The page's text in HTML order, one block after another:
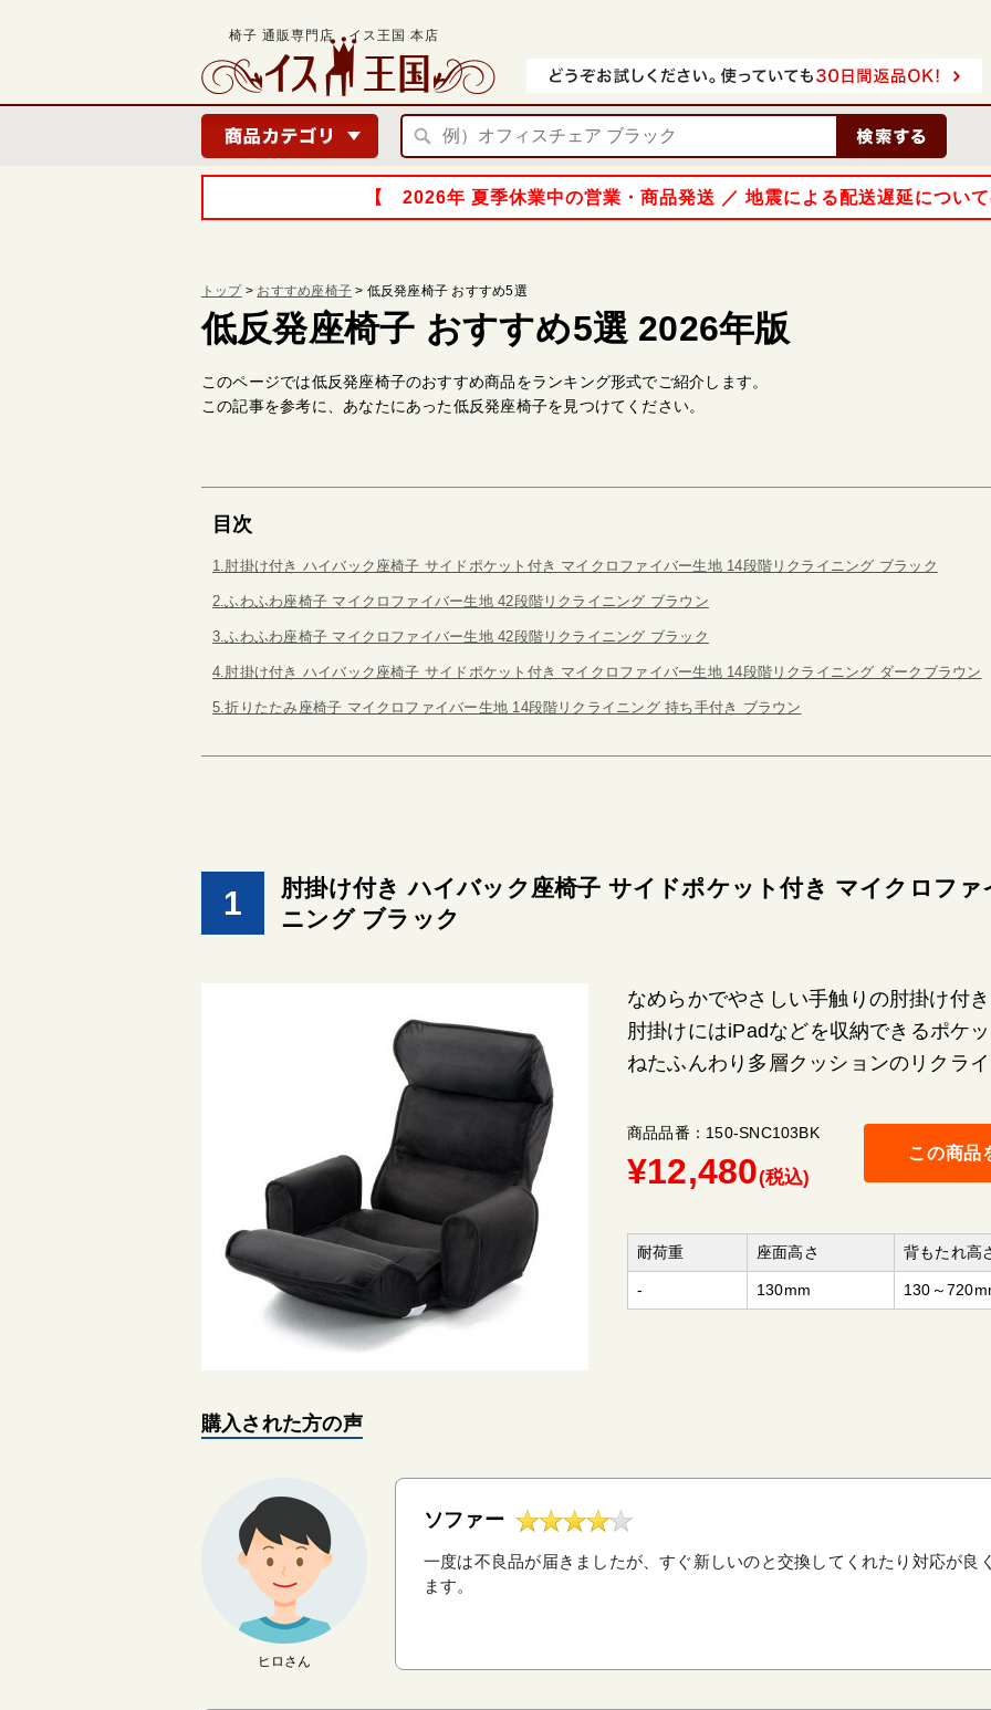
椅子 通販専門店 イス王国 本店
【 2026年 夏季休業中の営業・商品発送 ／ 地震による配送遅延につい
トップ> おすすめ座椅子 > 低反発座椅子 おすすめ5選
低反発座椅子 おすすめ5選 2026年版
このページでは低反発座椅子のおすすめ商品をランキング形式でご紹介します。
この記事を参考に、あなたにあった低反発座椅子を見つけてください。
目次
1.肘掛け付き ハイバック座椅子 サイドポケット付き マイクロファイバー生地 14段階リクライニング ブラック
2.ふわふわ座椅子 マイクロファイバー生地 42段階リクライニング ブラウン
3.ふわふわ座椅子 マイクロファイバー生地 42段階リクライニング ブラック
4.肘掛け付き ハイバック座椅子 サイドポケット付き マイクロファイバー生地 14段階リクライニング ダークブラウン
5.折りたたみ座椅子 マイクロファイバー生地 14段階リクライニング 持ち手付き ブラウン
1
肘掛け付き ハイバック座椅子 サイドポケット付き マイクロファ
ニング ブラック
なめらかでやさしい手触りの肘掛け付
肘掛けにはiPadなどを収納できるポケ
ねたふんわり多層クッションのリクラ
商品品番：150-SNC103BK
¥12,480(税込)
この商品
耐荷重 座面高さ 背もたれ高
- 130mm 130～
購入された方の声
ヒロさん
ソファー
一度は不良品が届きましたが、すぐ新しいのと交換してくれたり対応が良
ます。